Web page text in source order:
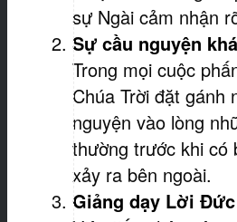
sự Ngài cảm nhận
Sự cầu nguyện
Trong mọi cuộc
Chúa Trời đặt gánh
nguyện vào lòng
thường trước khi có
xảy ra bên ngoài.
Giảng dạy Lời